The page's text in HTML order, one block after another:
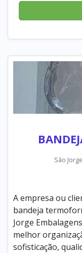
São
A empresa ou
bandeja
Jorge
melhor
sofisticação,